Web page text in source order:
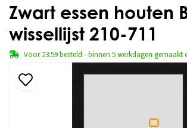
Zwart essen houten
wissellijst 210-711
Voor 23:59 besteld - binnen 5 werkdagen gemaakt